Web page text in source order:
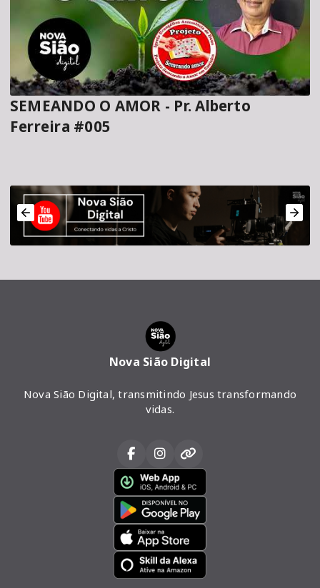
SEMEANDO O AMOR - Pr. Alberto
Ferreira #005
Nova Sião Digital
Nova Sião Digital, transmitindo Jesus transformando
vidas.